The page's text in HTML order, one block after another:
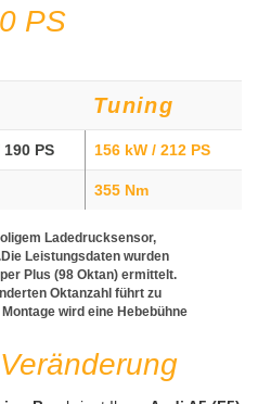
PS
Tuning
190 PS 156 kW / 212 PS
355 Nm
Ladedrucksensor,
Leistungsdaten wurden
Plus (98 Oktan) ermittelt.
Oktanzahl führt zu
wird eine Hebebühne